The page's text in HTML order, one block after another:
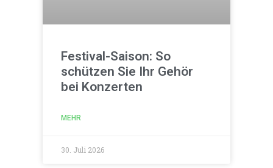
Festival-Saison: So
schützen Sie Ihr Gehör
bei Konzerten
MEHR
30. Juli 2026